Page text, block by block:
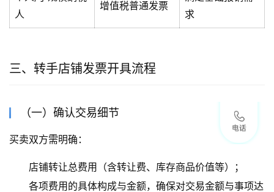
人
增值税普通发票
求
三、转手店铺发票开具流程
（一）确认交易细节
买卖双方需明确：
店铺转让总费用（含转让费、库存商品价值等）；
各项费用的具体构成与金额，确保对交易金额与事项达